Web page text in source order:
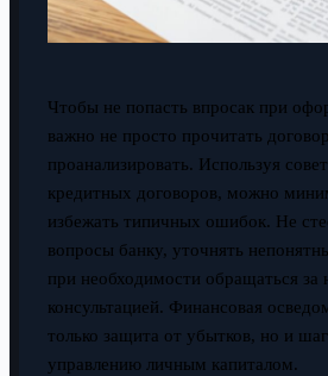
Чтобы не попасть впросак при
важно не просто прочитать
проанализировать. Используя
кредитных договоров, можно
избежать типичных ошибок. Не
вопросы банку, уточнять
при необходимости обращаться за
консультацией. Финансовая
только защита от убытков, но и
управлению личным капиталом.